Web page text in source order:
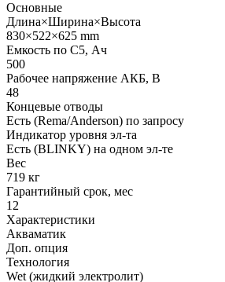
Основные
Длина×Ширина×Высота
830×522×625 mm
Емкость по С5, Ач
500
Рабочее напряжение АКБ, B
48
Концевые отводы
Есть (Rema/Anderson) по запросу
Индикатор уровня эл-та
Есть (BLINKY) на одном эл-те
Вес
719 кг
Гарантийный срок, мес
12
Характеристики
Акваматик
Доп. опция
Технология
Wet (жидкий электролит)